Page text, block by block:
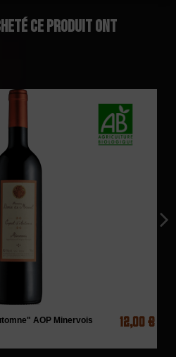
ce produit ont
AOP Minervois
12,00 €